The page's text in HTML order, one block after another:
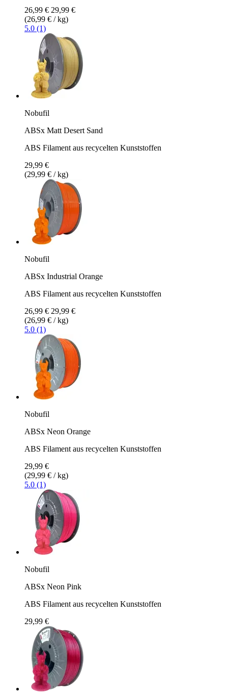
26,99 € 29,99 €
(26,99 € / kg)
5.0 (1)
Nobufil
ABSx Matt Desert Sand
ABS Filament aus recycelten Kunststoffen
29,99 €
(29,99 € / kg)
Nobufil
ABSx Industrial Orange
ABS Filament aus recycelten Kunststoffen
26,99 € 29,99 €
(26,99 € / kg)
5.0 (1)
Nobufil
ABSx Neon Orange
ABS Filament aus recycelten Kunststoffen
29,99 €
(29,99 € / kg)
5.0 (1)
Nobufil
ABSx Neon Pink
ABS Filament aus recycelten Kunststoffen
29,99 €